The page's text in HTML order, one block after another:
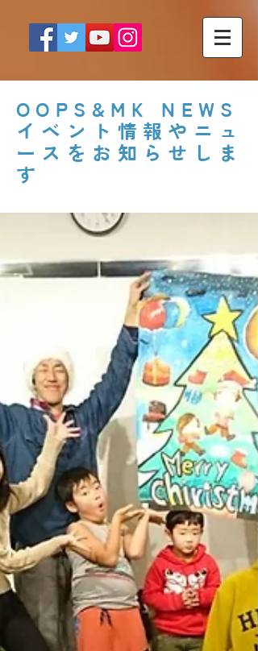
OOPS&MK NEWS
イベント情報やニュ
ースをお知らせしま
す